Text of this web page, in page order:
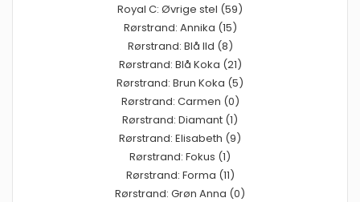
Royal C: Øvrige stel (59)
Rørstrand: Annika (15)
Rørstrand: Blå Ild (8)
Rørstrand: Blå Koka (21)
Rørstrand: Brun Koka (5)
Rørstrand: Carmen (0)
Rørstrand: Diamant (1)
Rørstrand: Elisabeth (9)
Rørstrand: Fokus (1)
Rørstrand: Forma (11)
Rørstrand: Grøn Anna (0)